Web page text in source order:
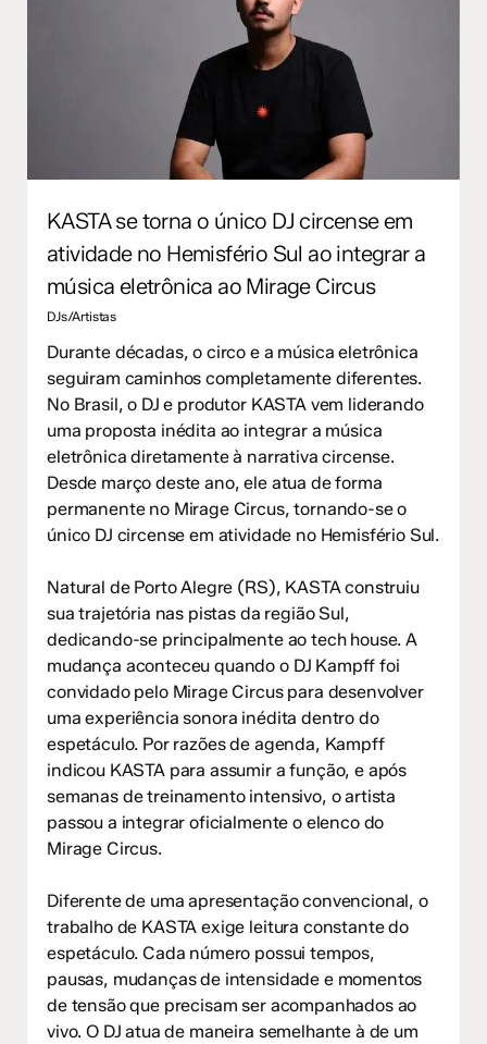
KASTA se torna o único DJ circense em
atividade no Hemisfério Sul ao integrar a
música eletrônica ao Mirage Circus
DJs/Artistas
Durante décadas, o circo e a música eletrônica
seguiram caminhos completamente diferentes.
No Brasil, o DJ e produtor KASTA vem liderando
uma proposta inédita ao integrar a música
eletrônica diretamente à narrativa circense.
Desde março deste ano, ele atua de forma
permanente no Mirage Circus, tornando-se o
único DJ circense em atividade no Hemisfério Sul.
Natural de Porto Alegre (RS), KASTA construiu
sua trajetória nas pistas da região Sul,
dedicando-se principalmente ao tech house. A
mudança aconteceu quando o DJ Kampff foi
convidado pelo Mirage Circus para desenvolver
uma experiência sonora inédita dentro do
espetáculo. Por razões de agenda, Kampff
indicou KASTA para assumir a função, e após
semanas de treinamento intensivo, o artista
passou a integrar oficialmente o elenco do
Mirage Circus.
Diferente de uma apresentação convencional, o
trabalho de KASTA exige leitura constante do
espetáculo. Cada número possui tempos,
pausas, mudanças de intensidade e momentos
de tensão que precisam ser acompanhados ao
vivo. O DJ atua de maneira semelhante à de um